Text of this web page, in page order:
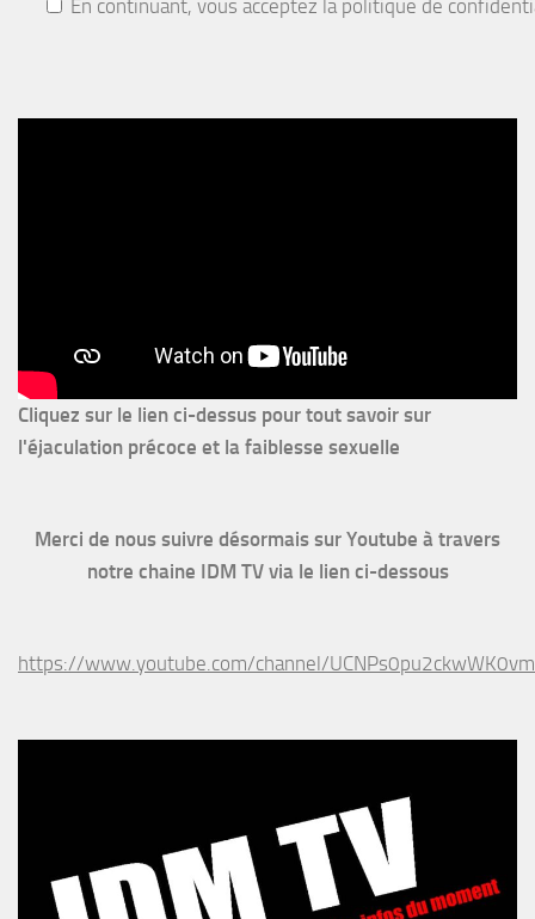
En continuant, vous acceptez la politique de
Cliquez sur le lien ci-dessus pour tout savoir sur
l'éjaculation précoce et la faiblesse sexuelle
Merci de nous suivre désormais sur Youtube à travers
notre chaine IDM TV via le lien ci-dessous
https://www.youtube.com/channel/